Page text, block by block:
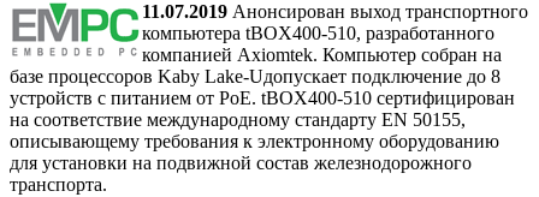
11.07.2019 Анонсирован выход транспортного
компьютера tBOX400-510, разработанного
компанией Axiomtek. Компьютер собран на
базе процессоров Kaby Lake-Uдопускает подключение до 8
устройств с питанием от PoE. tBOX400-510 сертифицирован
на соответствие международному стандарту EN 50155,
описывающему требования к электронному оборудованию
для установки на подвижной состав железнодорожного
транспорта.